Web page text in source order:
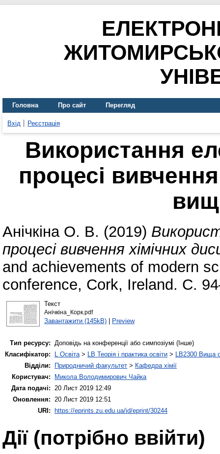
Головна Про сайт Перегляд
Вхід Реєстрація
Використання
процесі
Анічкіна О. В. (2019)
процесі вивчення хімічних
and achievements of modern
conference, Cork, Ireland. С.
Текст
Анічкіна_Корк.pdf
Завантажити (145kB)| Preview
Тип ресурсу: Доповідь на конференції або симпозіумі (Інше)
Класифікатор:
L Освіта> LB Теорія і практика освіти > LB2300 Вища
Відділи:
Природничий факультет > Кафедра хімії
Користувач:
Микола Володимирович Чайка
Дата подачі: 20 Лист 2019 12:49
Оновлення: 20 Лист 2019 12:51
URI:
https://eprints.zu.edu.ua/id/eprint/30244
Дії ​​(потрібно ввійти)